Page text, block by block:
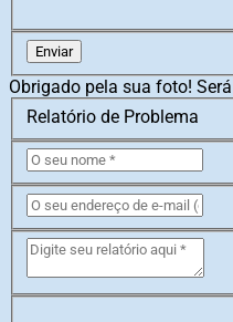
Enviar
Obrigado pela sua foto!
Relatório de Problema